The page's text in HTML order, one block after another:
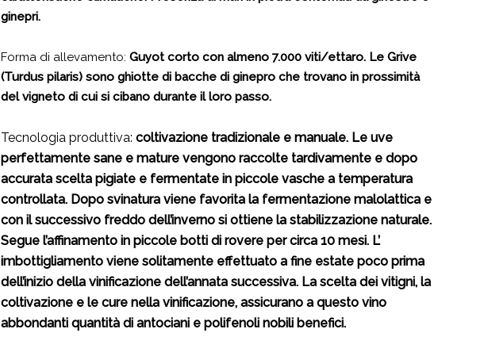
ginepri.
Forma di allevamento: Guyot corto con almeno 7.000 viti/ettaro. Le Grive
(Turdus pilaris) sono ghiotte di bacche di ginepro che trovano in prossimità
del vigneto di cui si cibano durante il loro passo.
Tecnologia produttiva: coltivazione tradizionale e manuale. Le uve
perfettamente sane e mature vengono raccolte tardivamente e dopo
accurata scelta pigiate e fermentate in piccole vasche a temperatura
controllata. Dopo svinatura viene favorita la fermentazione malolattica e
con il successivo freddo dell’inverno si ottiene la stabilizzazione naturale.
Segue l’affina­mento in piccole botti di rovere per circa 10 mesi. L’
imbottigliamento viene solitamente effettuato a fine estate poco prima
dell’inizio della vinificazione dell’annata successiva. La scelta dei vitigni, la
coltivazione e le cure nella vinificazione, assicurano a questo vino
abbondanti quantità di antociani e polifenoli nobili benefici.